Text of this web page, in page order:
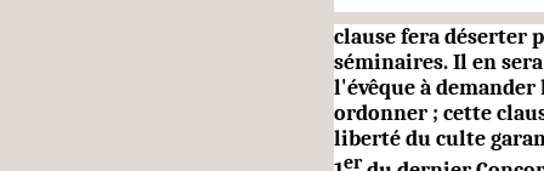
clause fera déserter
séminaires. Il en
l'évêque à
ordonner ; cette
liberté du culte
er